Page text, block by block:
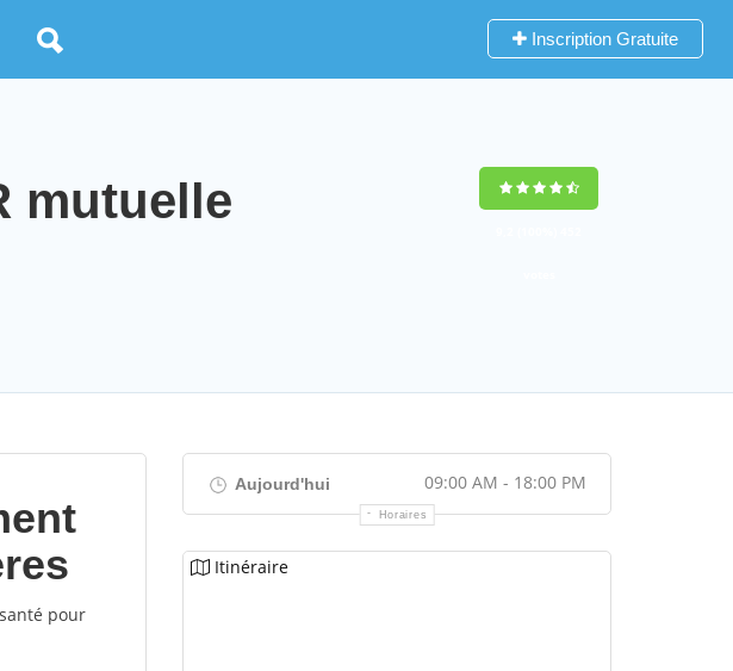
Inscription Gratuite
mutuelle
pour
Aujourd'hui 09:00 AM - 18:00 PM
Horaires
Itinéraire